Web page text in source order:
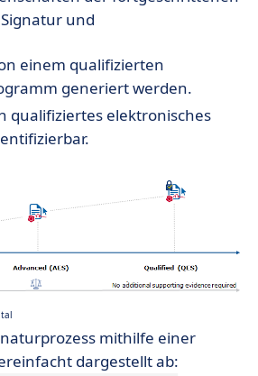
und
einem qualifizierten
generiert werden.
qualifiziertes elektronisches
mithilfe einer
dargestellt ab: